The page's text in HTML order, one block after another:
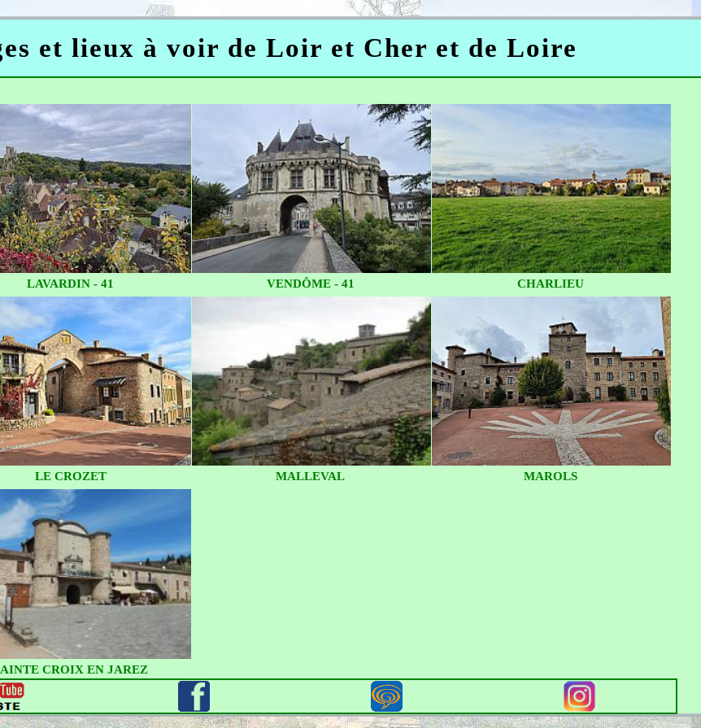
et lieux à voir de Loir et Cher et de Loire
LAVARDIN - 41 VENDÔME - 41 CHARLIEU
LE CROZET MALLEVAL MAROLS
CROIX EN JAREZ